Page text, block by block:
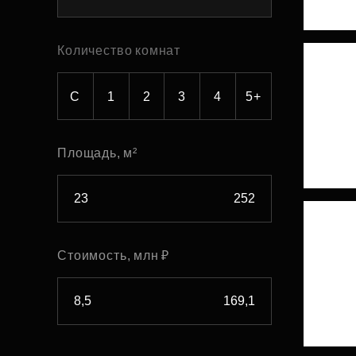
Рефинансирование
Количество комнат
С 1 2 3 4 5+
Площадь, м²
Стоимость, млн ₽